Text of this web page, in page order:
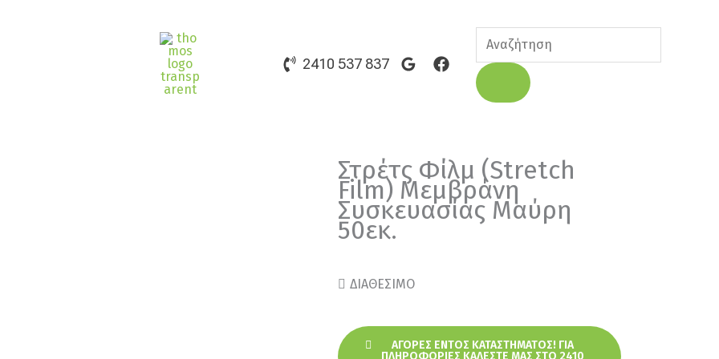
2410 537 837
Products
search
Στρέτς Φίλμ (Stretch
Film) Μεμβράνη
Συσκευασίας Μαύρη
50εκ.
ΔΙΑΘΕΣΙΜΟ
ΑΓΟΡΈΣ ΕΝΤΌΣ ΚΑΤΑΣΤΉΜΑΤΟΣ! ΓΙΑ
ΠΛΗΡΟΦΟΡΊΕΣ ΚΑΛΈΣΤΕ ΜΑΣ ΣΤΟ 2410